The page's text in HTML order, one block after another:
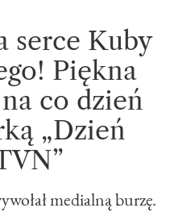
serce Kuby
Piękna
co dzień
„Dzień
medialną burzę.